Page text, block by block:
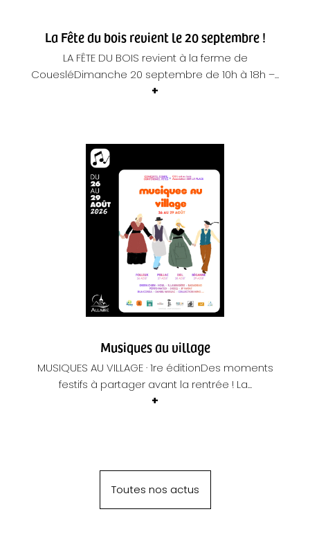
La Fête du bois revient le 20 septembre !
LA FÊTE DU BOIS revient à la ferme de
CouesléDimanche 20 septembre de 10h à 18h –...
Musiques au village
MUSIQUES AU VILLAGE · 1re éditionDes moments
festifs à partager avant la rentrée ! La...
Toutes nos actus